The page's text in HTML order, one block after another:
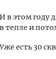
И в этом году
в тепле и
Уже есть 30